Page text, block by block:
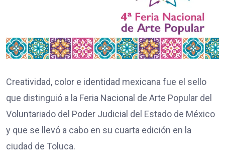
Creatividad, color e identidad mexicana fue el sello
que distinguió a la Feria Nacional de Arte Popular del
Voluntariado del Poder Judicial del Estado de México
y que se llevó a cabo en su cuarta edición en la
ciudad de Toluca.